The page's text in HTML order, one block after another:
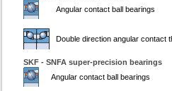
Angular contact ball bearings
Double direction angular contact
SKF - SNFA super-precision bearings
Angular contact ball bearings